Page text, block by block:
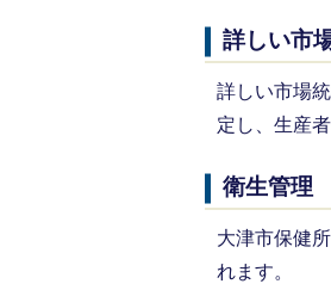
詳しい市
詳しい市場
定し、生産
衛生管理
大津市保健
れます。